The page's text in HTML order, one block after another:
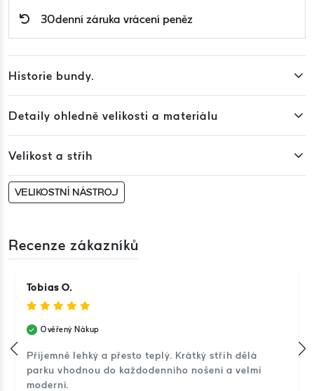
30denní záruka vrácení peněz
Historie bundy.
Detaily ohledně velikosti a materiálu
Velikost a střih
VELIKOSTNÍ NÁSTROJ
Recenze zákazníků
Tobias O.
Ověřený Nákup
Příjemně lehký a přesto teplý. Krátký střih dělá
parku vhodnou do každodenního nošení a velmi
moderní.